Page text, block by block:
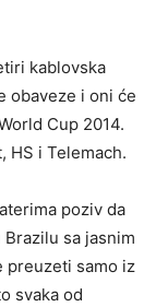
kablovska
obaveze i oni će
Cup 2014.
HS i Telemach.
poziv da
sa jasnim
preuzeti samo iz
svaka od